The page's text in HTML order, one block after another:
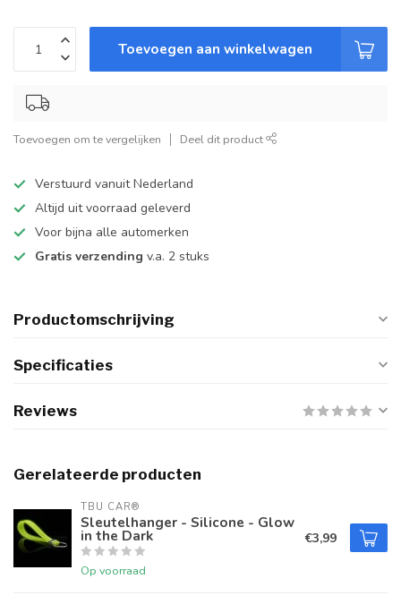
Toevoegen aan winkelwagen
Toevoegen om te vergelijken Deel dit product
Verstuurd vanuit Nederland
Altijd uit voorraad geleverd
Voor bijna alle automerken
Gratis verzending v.a. 2 stuks
Productomschrijving
Specificaties
Reviews
Gerelateerde producten
TBU CAR®
Sleutelhanger - Silicone - Glow
in the Dark
Op voorraad
€3,99